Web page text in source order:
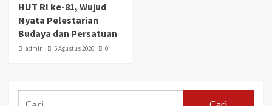
HUT RI ke-81, Wujud
Nyata Pelestarian
Budaya dan Persatuan
admin 5 Agustus 2026 0